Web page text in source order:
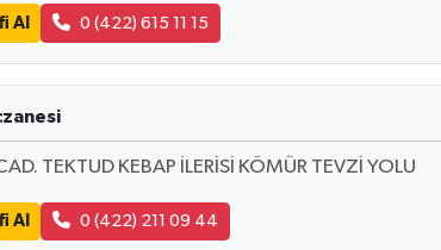
Al 0 (422) 615 11 15
TEKTUD KEBAP İLERİSİ KÖMÜR TEVZİ YOLU
Al 0 (422) 211 09 44